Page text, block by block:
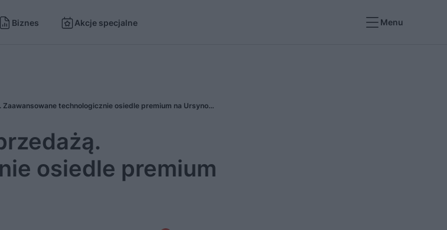
Biznes Akcje specjalne Menu
Cynamonowa rusza z przedsprzedażą. Zaawansowane technologicznie osiedle premium na Ursynowie
osiedle premium